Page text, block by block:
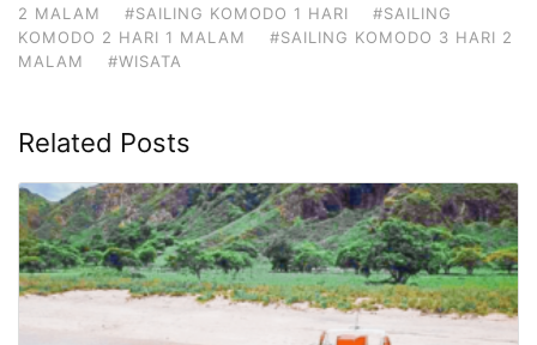
2 MALAM
#SAILING KOMODO 1 HARI
#SAILING
KOMODO 2 HARI 1 MALAM
#SAILING KOMODO 3 HARI 2
MALAM
#WISATA
Related Posts